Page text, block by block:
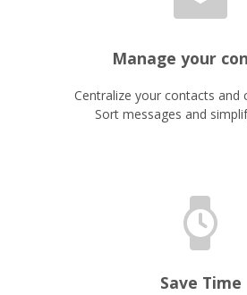
Manage your
Centralize your contacts and
Sort messages and
Save Time